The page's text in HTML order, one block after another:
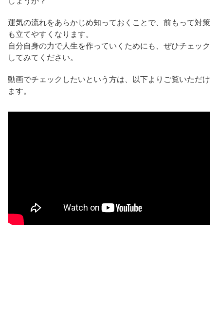
運気の流れをあらかじめ知っておくことで、前もって対策
も立てやすくなります。
自分自身の力で人生を作っていくためにも、ぜひチェック
してみてください。
動画でチェックしたいという方は、以下よりご覧いただけ
ます。